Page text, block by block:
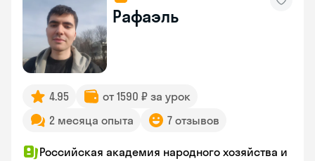
Рафаэль
4.95
от 1590 ₽ за урок
2 месяца опыта
7 отзывов
Российская академия народного хозяйства и